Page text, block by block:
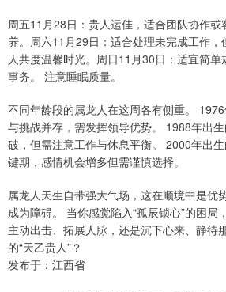
周五11月28日：贵人运佳，适合团队协作
养。周六11月29日：适合处理未完成工作
人共度温馨时光。周日11月30日：适宜简
事务。 注意睡眠质量。
不同年龄段的属龙人在这周各有侧重。
与挑战并存，需发挥领导优势。 1988年出
破，但需注意工作与休息平衡。 2000年出
键期，感情机会增多但需谨慎选择。
属龙人天生自带强大气场，这在顺境中是优
成为障碍。 当你感觉陷入“孤辰锁心”的困局
主动出击、拓展人脉，还是沉下心来、静待
的“天乙贵人”？
发布于：江西省